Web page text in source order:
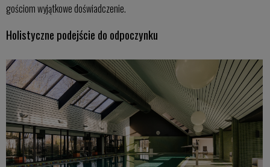
gościom wyjątkowe doświadczenie.
Holistyczne podejście do odpoczynku